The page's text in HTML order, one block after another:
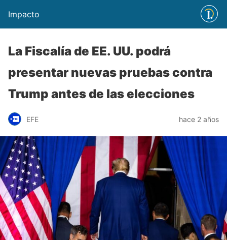
Impacto
La Fiscalía de EE. UU. podrá
presentar nuevas pruebas contra
Trump antes de las elecciones
EFE hace 2 años